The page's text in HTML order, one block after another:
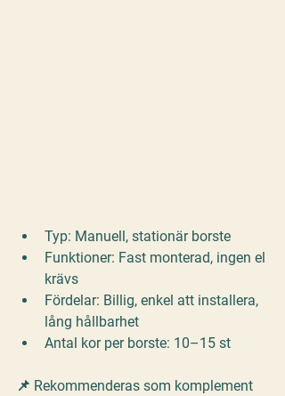
Typ: Manuell, stationär borste
Funktioner: Fast monterad, ingen el
krävs
Fördelar: Billig, enkel att installera,
lång hållbarhet
Antal kor per borste: 10–15 st
📌 Rekommenderas som komplement